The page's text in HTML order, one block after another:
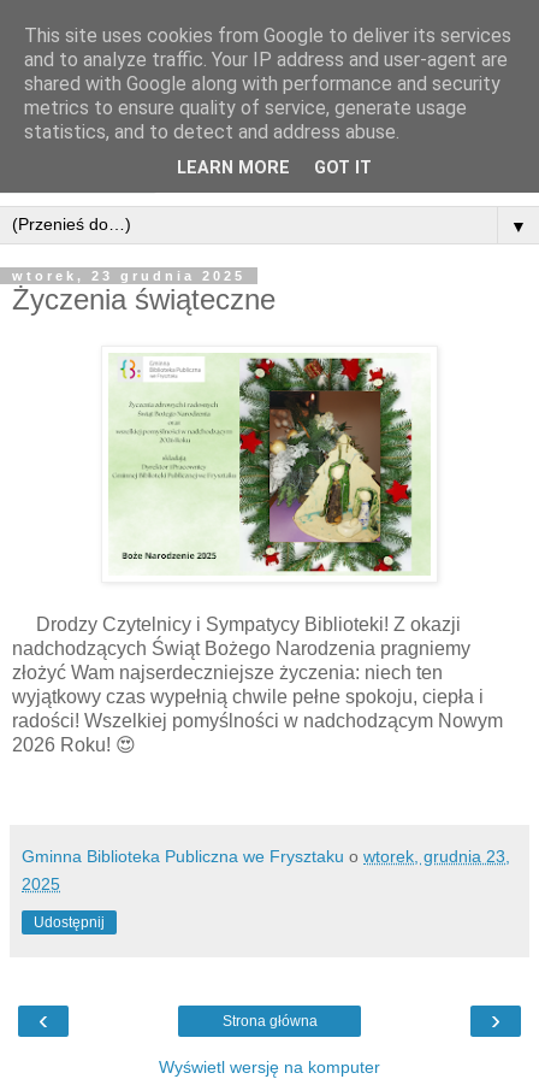
▼
wtorek, 23 grudnia 2025
Życzenia świąteczne
Drodzy Czytelnicy i Sympatycy Biblioteki! Z okazji
nadchodzących Świąt Bożego Narodzenia pragniemy
złożyć Wam najserdeczniejsze życzenia: niech ten
wyjątkowy czas wypełnią chwile pełne spokoju, ciepła i
radości! Wszelkiej pomyślności w nadchodzącym Nowym
2026 Roku! 😍
Gminna Biblioteka Publiczna we Frysztaku o wtorek, grudnia 23,
2025
Udostępnij
‹ ›
Strona główna
Wyświetl wersję na komputer
This site uses cookies from Google to deliver its services
and to analyze traffic. Your IP address and user-agent are
shared with Google along with performance and security
metrics to ensure quality of service, generate usage
statistics, and to detect and address abuse.
LEARN MORE GOT IT